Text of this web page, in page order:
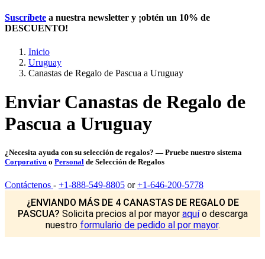
Suscríbete a nuestra newsletter y ¡obtén un 10% de
DESCUENTO!
Inicio
Uruguay
Canastas de Regalo de Pascua a Uruguay
Enviar Canastas de Regalo de
Pascua a Uruguay
¿Necesita ayuda con su selección de regalos? — Pruebe nuestro sistema
Corporativo o Personal de Selección de Regalos
Contáctenos - +1-888-549-8805 or+1-646-200-5778
¿ENVIANDO MÁS DE 4 CANASTAS DE REGALO DE
PASCUA? Solicita precios al por mayor aquío descarga
nuestro formulario de pedido al por mayor.